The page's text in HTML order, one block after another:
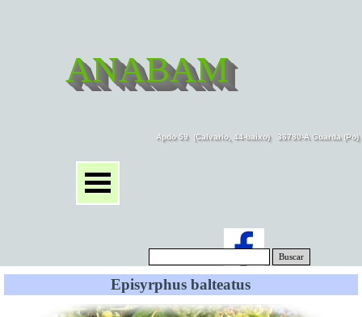
ANABAM
Apdo 59  (Calvario, 44-baixo)   36780-A Guarda
Buscar
Episyrphus balteatus